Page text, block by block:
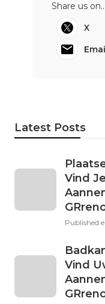
Share us on...
X
Latest Posts
Vind
Published
Vind